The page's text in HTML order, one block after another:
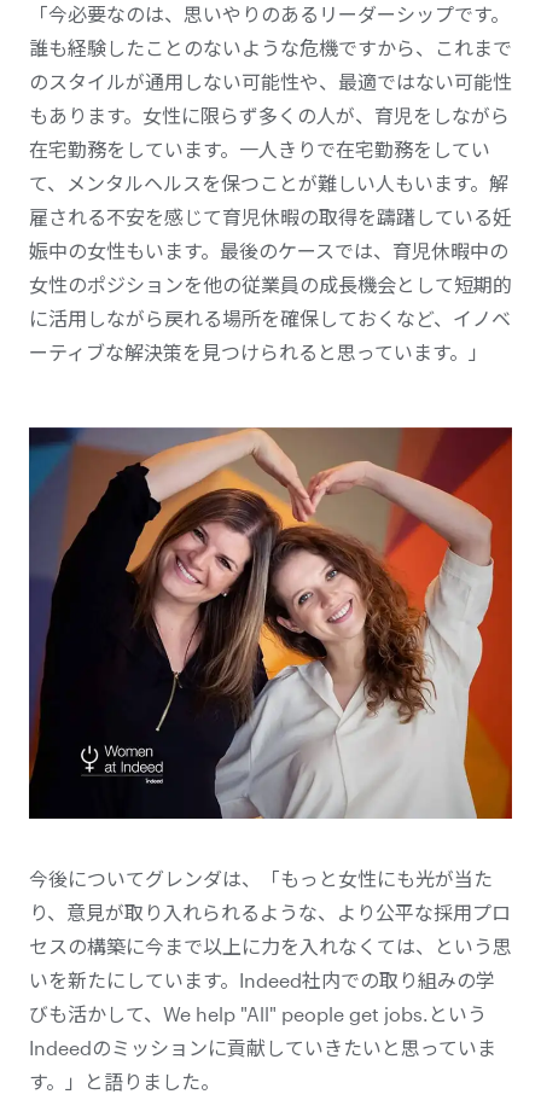
「今必要なのは、思いやりのあるリーダーシップです。
誰も経験したことのないような危機ですから、これまで
のスタイルが通用しない可能性や、最適ではない可能性
もあります。女性に限らず多くの人が、育児をしながら
在宅勤務をしています。一人きりで在宅勤務をしてい
て、メンタルヘルスを保つことが難しい人もいます。解
雇される不安を感じて育児休暇の取得を躊躇している妊
娠中の女性もいます。最後のケースでは、育児休暇中の
女性のポジションを他の従業員の成長機会として短期的
に活用しながら戻れる場所を確保しておくなど、イノベ
ーティブな解決策を見つけられると思っています。」
今後についてグレンダは、「もっと女性にも光が当た
り、意見が取り入れられるような、より公平な採用プロ
セスの構築に今まで以上に力を入れなくては、という思
いを新たにしています。Indeed社内での取り組みの学
びも活かして、We help "All" people get jobs.という
Indeedのミッションに貢献していきたいと思っていま
す。」と語りました。